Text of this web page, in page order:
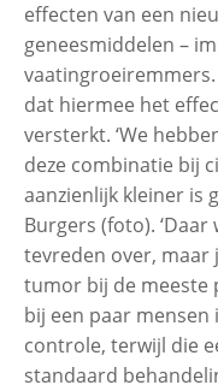
effecten van een
geneesmiddelen –
dat hiermee het
versterkt. ‘We
deze combinatie bij
aanzienlijk kleiner is
Burgers (foto).
tevreden over, maar
tumor bij de meeste
bij een paar
controle, terwijl die
standaard